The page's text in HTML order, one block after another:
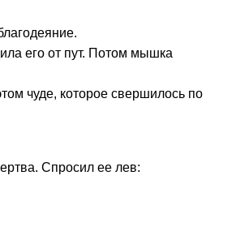
его от пут. Потом мышка
чуде, которое свершилось по
Спросил ее лев: